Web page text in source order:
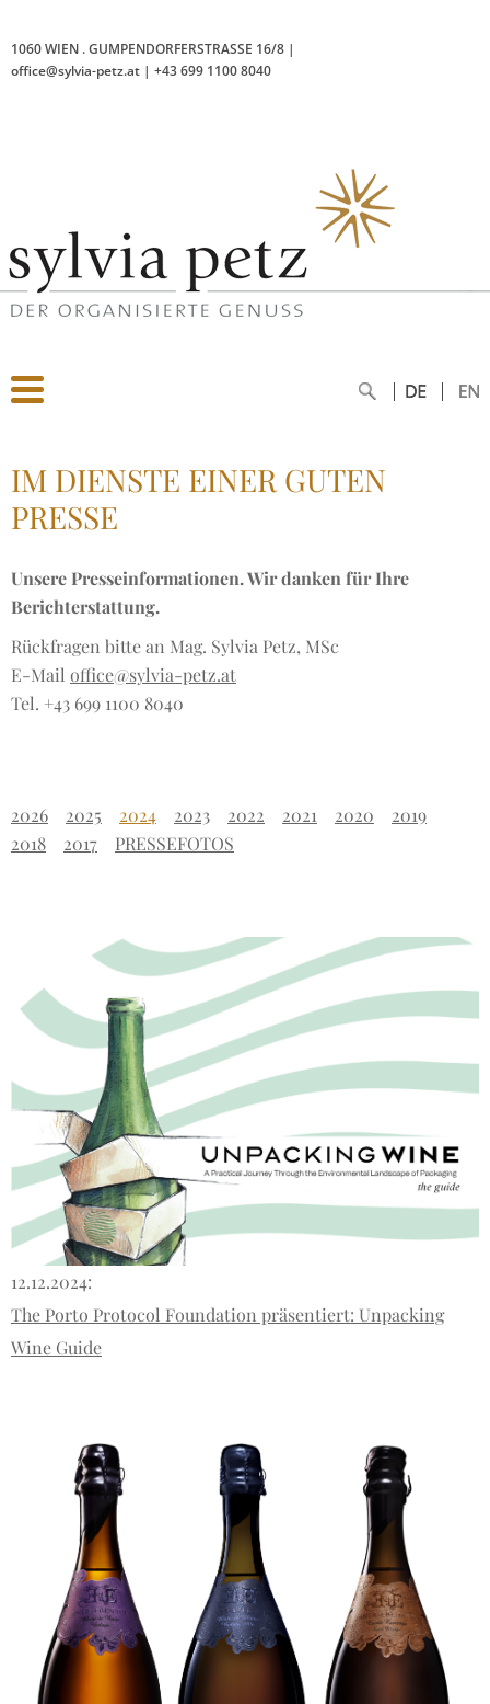
1060 WIEN .GUMPENDORFERSTRASSE 16/8 |
office@sylvia-petz.at | +43 699 1100 8040
IM DIENSTE EINER GUTEN
PRESSE
Unsere Presseinformationen. Wir danken für Ihre
Berichterstattung.
Rückfragen bitte an Mag. Sylvia Petz, MSc
E-Mail office@sylvia-petz.at
Tel. +43 699 1100 8040
2026 2025 2024 2023 2022 2021 2020
2019
2018
2017 PRESSEFOTOS
12.12.2024:
The Porto Protocol Foundation präsentiert: Unpacking
Wine Guide